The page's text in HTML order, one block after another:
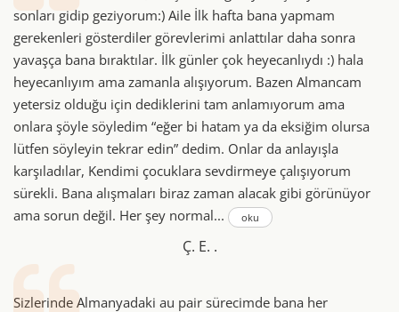
sonları gidip geziyorum:) Aile İlk hafta bana yapmam
gerekenleri gösterdiler görevlerimi anlattılar daha sonra
yavaşça bana bıraktılar. İlk günler çok heyecanlıydı :) hala
heyecanlıyım ama zamanla alışıyorum. Bazen Almancam
yetersiz olduğu için dediklerini tam anlamıyorum ama
onlara şöyle söyledim “eğer bi hatam ya da eksiğim olursa
lütfen söyleyin tekrar edin” dedim. Onlar da anlayışla
karşıladılar, Kendimi çocuklara sevdirmeye çalışıyorum
sürekli. Bana alışmaları biraz zaman alacak gibi görünüyor
ama sorun değil. Her şey normal...
oku
Ç. E. .
Sizlerinde Almanyadaki au pair sürecimde bana her